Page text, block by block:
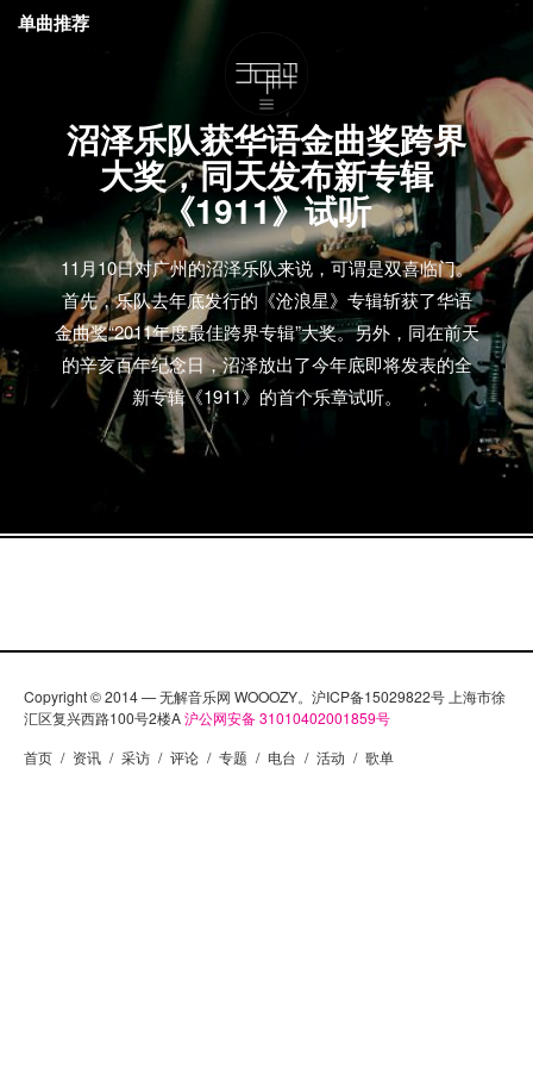
沼泽乐队获华语金曲奖跨界
大奖，同天发布新专辑
《1911》试听
11月10日对广州的沼泽乐队来说，可谓是双喜临门。
首先，乐队去年底发行的《沧浪星》专辑斩获了华语
金曲奖“2011年度最佳跨界专辑”大奖。另外，同在前天
的辛亥百年纪念日，沼泽放出了今年底即将发表的全
新专辑《1911》的首个乐章试听。
单曲推荐
Copyright © 2014 — 无解音乐网 WOOOZY。沪ICP备15029822号 上海市徐
汇区复兴西路100号2楼A沪公网安备 31010402001859号
首页 / 资讯 / 采访 / 评论 / 专题 / 电台 / 活动 / 歌单